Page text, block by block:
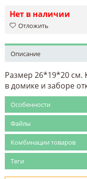
Нет в наличии
Отложить
Описание
Размер 26*19*20 см.
в домике и заборе
Особенности
Файлы
Комбинации товаров
Теги